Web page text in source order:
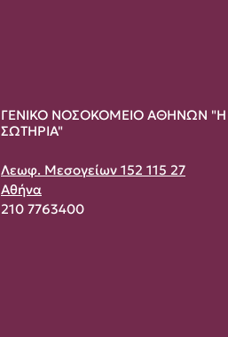
ΓΕΝΙΚΟ ΝΟΣΟΚΟΜΕΙΟ ΑΘΗΝΩΝ "Η
ΣΩΤΗΡΙΑ"
Λεωφ. Μεσογείων 152 115 27
Αθήνα
210 7763400